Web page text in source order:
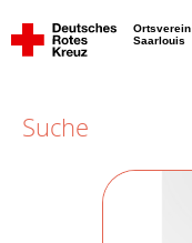
Ortsverein
Saarlouis
Suche